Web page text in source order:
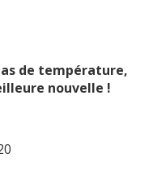
de température,
nouvelle !